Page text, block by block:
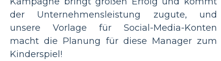
der Unternehmensleistung zugute, und
unsere Vorlage für Social-Media-Konten
macht die Planung für diese Manager zum
Kinderspiel!